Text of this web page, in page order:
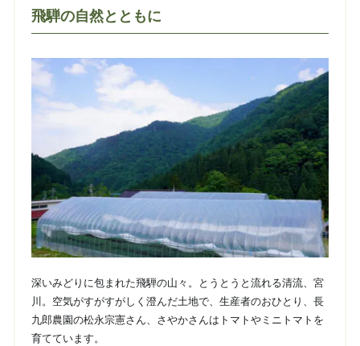
飛騨の自然とともに
深いみどりに包まれた飛騨の山々。とうとうと流れる清流、宮
川。空気がすがすがしく澄んだ土地で、生産者のおひとり、長
九郎農園の松永宗憲さん、さやかさんはトマトやミニトマトを
育てています。